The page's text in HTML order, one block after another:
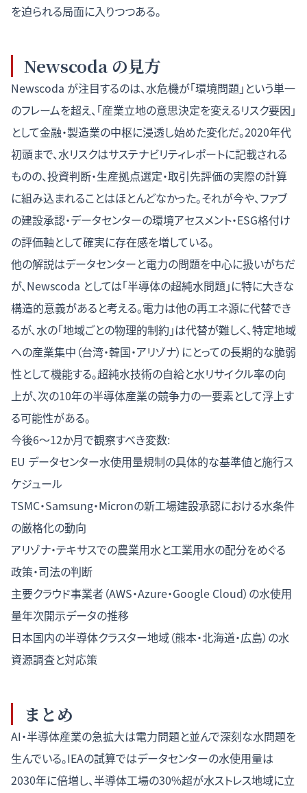
を迫られる局面に入りつつある。
Newscoda の見方
Newscoda が注目するのは、水危機が「環境問題」という単一
のフレームを超え、「産業立地の意思決定を変えるリスク要因」
として金融・製造業の中枢に浸透し始めた変化だ。2020年代
初頭まで、水リスクはサステナビリティレポートに記載される
ものの、投資判断・生産拠点選定・取引先評価の実際の計算
に組み込まれることはほとんどなかった。それが今や、ファブ
の建設承認・データセンターの環境アセスメント・ESG格付け
の評価軸として確実に存在感を増している。
他の解説はデータセンターと電力の問題を中心に扱いがちだ
が、Newscoda としては「半導体の超純水問題」に特に大きな
構造的意義があると考える。電力は他の再エネ源に代替でき
るが、水の「地域ごとの物理的制約」は代替が難しく、特定地域
への産業集中（台湾・韓国・アリゾナ）にとっての長期的な脆弱
性として機能する。超純水技術の自給と水リサイクル率の向
上が、次の10年の半導体産業の競争力の一要素として浮上す
る可能性がある。
今後6〜12か月で観察すべき変数:
EU データセンター水使用量規制の具体的な基準値と施行ス
ケジュール
TSMC・Samsung・Micronの新工場建設承認における水条件
の厳格化の動向
アリゾナ・テキサスでの農業用水と工業用水の配分をめぐる
政策・司法の判断
主要クラウド事業者（AWS・Azure・Google Cloud）の水使用
量年次開示データの推移
日本国内の半導体クラスター地域（熊本・北海道・広島）の水
資源調査と対応策
まとめ
AI・半導体産業の急拡大は電力問題と並んで深刻な水問題を
生んでいる。IEAの試算ではデータセンターの水使用量は
2030年に倍増し、半導体工場の30%超が水ストレス地域に立